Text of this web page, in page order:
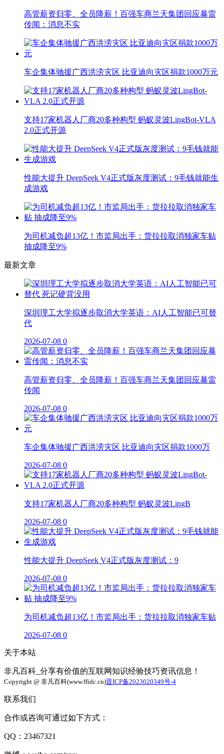
高管薪资归零、全员降薪！百强车商兰天集团回应暴雷
传闻：消息不实
车企集体驰援广西洪涝灾区 比亚迪向灾区捐款1000万元
支持17家机器人厂商20多种构型 蚂蚁灵波LingBot-VLA
2.0正式开源
性能大提升 DeepSeek V4正式版灰度测试：9毛钱就能生
成游戏
为司机减负超13亿！市监局出手：货拉拉取消独家车贴
抽成降至9%
最新文章
深圳理工大学拟逐步取消大学英语：AI人工智能已可替
代
2026-07-08 0
高管薪资归零、全员降薪！百强车商兰天集团回应暴雷
传闻
2026-07-08 0
车企集体驰援广西洪涝灾区 比亚迪向灾区捐款1000万
2026-07-08 0
支持17家机器人厂商20多种构型 蚂蚁灵波LingB
2026-07-08 0
性能大提升 DeepSeek V4正式版灰度测试：9
2026-07-08 0
为司机减负超13亿！市监局出手：货拉拉取消独家车贴
2026-07-08 0
关于本站
非凡百科_分享有价值的互联网知识经验技巧资讯信息！
Copyright @ 非凡百科(www.ffidc.cn)晋ICP备2023020349号-4
联系我们
合作或咨询可通过如下方式：
QQ：23467321